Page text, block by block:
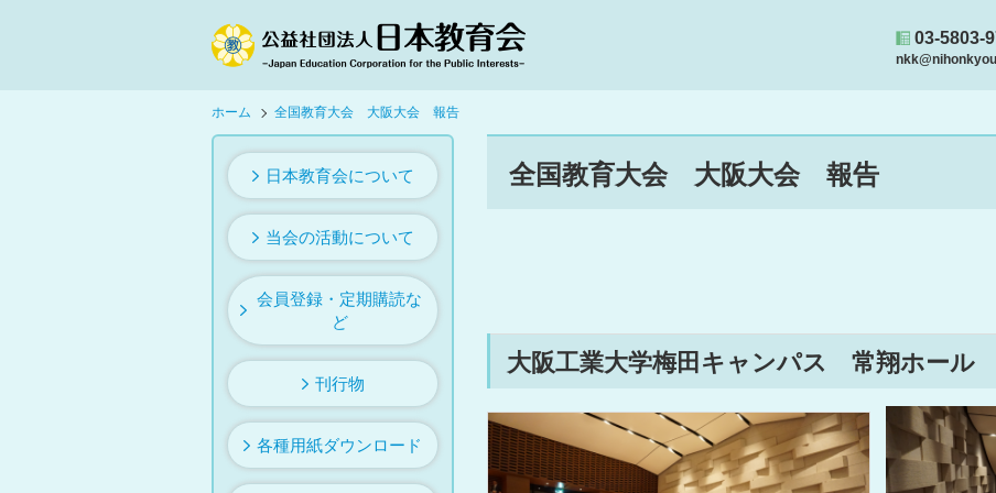
03-5803-
ホーム 全国教育大会 大阪大会 報告
全国教育大会 大阪大会 報告
大阪工業大学梅田キャンパス 常翔ホール
日本教育会について
当会の活動について
会員登録・定期購読な
ど
刊行物
各種用紙ダウンロード